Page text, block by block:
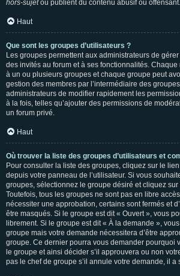
hors-sujetou publient du contenu abusif ou offensant.
Haut
Que sont les groupes d’utilisateurs ?
Les groupes permettent aux administrateurs de
des invités au forum et à ses fonctionnalités.
à un ou plusieurs groupes et chaque groupe peut
gestion des membres par l’intermédiaire des
administrateurs de modifier rapidement les
à la fois, telles qu’ajouter des permissions de
un forum privé.
Haut
Où trouver la liste des groupes d’utilisateurs et
Pour consulter la liste des groupes, cliquez sur le lien
depuis votre panneau de l’utilisateur. Si vous
groupes, sélectionnez le groupe désiré et cliquez
Toutefois, tous les groupes ne sont pas en libre
nécessiter une approbation, certains sont fermés et
être masqués. Si le groupe est dit « Ouvert », vous
librement. Si le groupe est dit « À la demande »,
groupe mais votre demande nécessitera d’être
groupe. Ce dernier pourra vous demander pourquoi
le groupe et ainsi décider s’il approuvera ou non
pas le chef de groupe s’il annule votre demande, il a